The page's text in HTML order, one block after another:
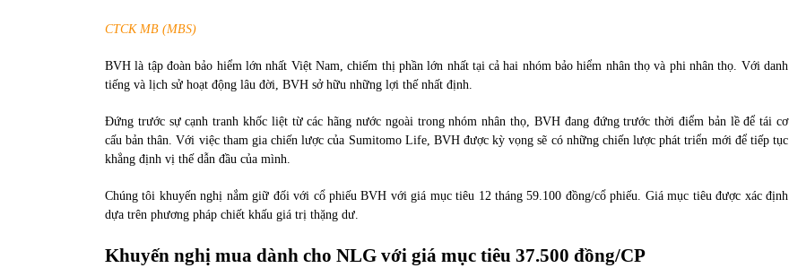
CTCK MB (MBS)
BVH là tập đoàn bảo hiểm lớn nhất Việt Nam, chiếm thị phần lớn nhất tại cả hai nhóm bảo hiểm nhân thọ và phi nhân thọ. Với danh
tiếng và lịch sử hoạt động lâu đời, BVH sở hữu những lợi thế nhất định.
Đứng trước sự cạnh tranh khốc liệt từ các hãng nước ngoài trong nhóm nhân thọ, BVH đang đứng trước thời điểm bản lề để tái cơ
cấu bản thân. Với việc tham gia chiến lược của Sumitomo Life, BVH được kỳ vọng sẽ có những chiến lược phát triển mới để tiếp tục
khẳng định vị thế dẫn đầu của mình.
Chúng tôi khuyến nghị nắm giữ đối với cổ phiếu BVH với giá mục tiêu 12 tháng 59.100 đồng/cổ phiếu. Giá mục tiêu được xác định
dựa trên phương pháp chiết khấu giá trị thặng dư.
Khuyến nghị mua dành cho NLG với giá mục tiêu 37.500 đồng/CP